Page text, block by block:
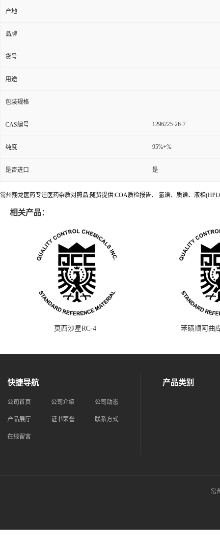
产地
品牌
货号
用途
包装规格
CAS编号 1296225-26-7
纯度 95%+%
是否进口 是
常州翔龙医药专注医药杂质对照品;随货提供:COA质检报告、 氢谱、质谱、液相
相关产品：
莫西沙星RC-4 苯磺顺阿曲
快捷导航
公司首页 公司介绍 公司动态
产品展厅 证书荣誉 联系方式
在线留言
产品类别
常